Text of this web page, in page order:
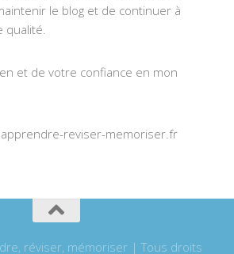
le blog et de continuer à
et de votre confiance en mon
reviser-memoriser.fr
réviser, mémoriser | Tous droits